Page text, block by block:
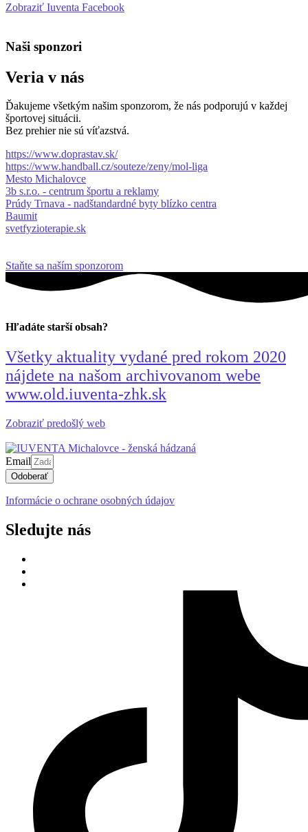
Zobraziť Iuventa Facebook
Naši sponzori
Veria v nás
Ďakujeme všetkým našim sponzorom, že nás podporujú v každej
športovej situácii.
Bez prehier nie sú víťazstvá.
https://www.doprastav.sk/
https://www.handball.cz/souteze/zeny/mol-liga
Mesto Michalovce
3b s.r.o. - centrum športu a reklamy
Prúdy Trnava - nadštandardné byty blízko centra
Baumit
svetfyzioterapie.sk
Staňte sa naším sponzorom
Hľadáte starší obsah?
Všetky aktuality vydané pred rokom 2020
nájdete na našom archivovanom webe
www.old.iuventa-zhk.sk
Zobraziť predošlý web
Email
Odoberať
Informácie o ochrane osobných údajov
Sledujte nás